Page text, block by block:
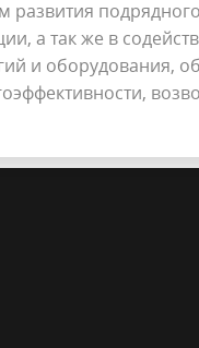
развития
а так же в
и оборудования,